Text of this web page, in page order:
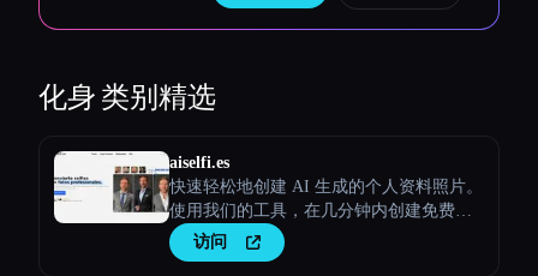
化身类别精选
aiselfi.es
快速轻松地创建 AI 生成的个人资料照片。
使用我们的工具，在几分钟内创建免费的
个性化AI头像。试试看 → aiselfi.es
访问